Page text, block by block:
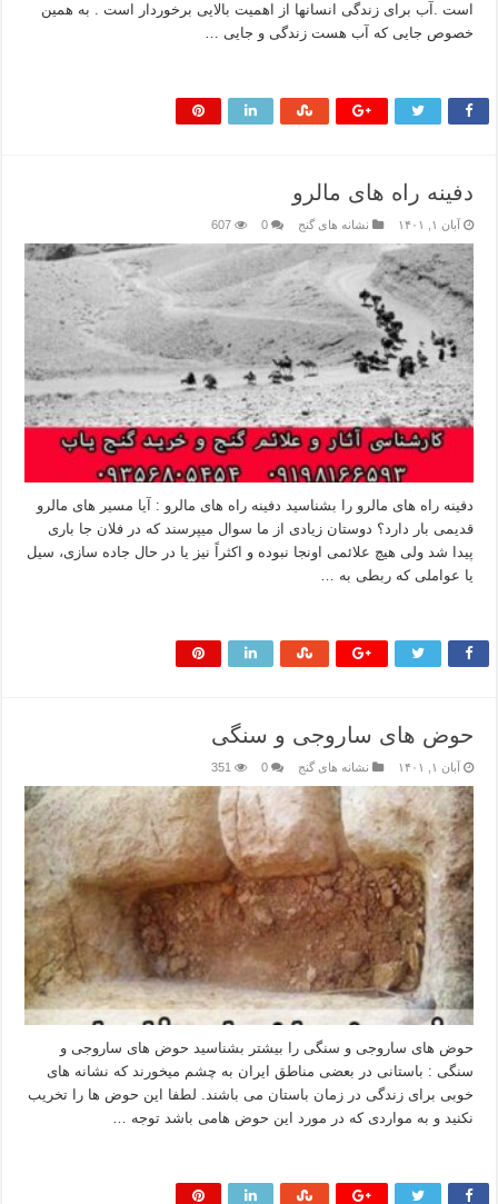
است .آب برای زندگی انسانها از اهمیت بالایی برخوردار است . به همین
خصوص جایی که آب هست زندگی و جایی …
دفینه راه های مالرو
آبان ۱, ۱۴۰۱ نشانه های گنج 0
607
دفینه راه های مالرو را بشناسید دفینه راه های مالرو : آیا مسیر های مالرو
قدیمی بار دارد؟ دوستان زیادی از ما سوال میپرسند که در فلان جا باری
پیدا شد ولی هیچ علائمی اونجا نبوده و اکثراً نیز یا در حال جاده سازی، سیل
یا عواملی که ربطی به …
حوض های ساروجی و سنگی
آبان ۱, ۱۴۰۱ نشانه های گنج 0
351
حوض های ساروجی و سنگی را بیشتر بشناسید حوض های ساروجی و
سنگی : باستانی در بعضی مناطق ایران به چشم میخورند که نشانه های
خوبی برای زندگی در زمان باستان می باشند. لطفا این حوض ها را تخریب
نکنید و به مواردی که در مورد این حوض هامی باشد توجه …